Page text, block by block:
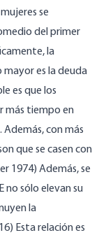
se
del primer
la
es la deuda
es que los
más tiempo en
con más
que se casen con
1974) Además, se
no sólo elevan su
la
Esta relación es